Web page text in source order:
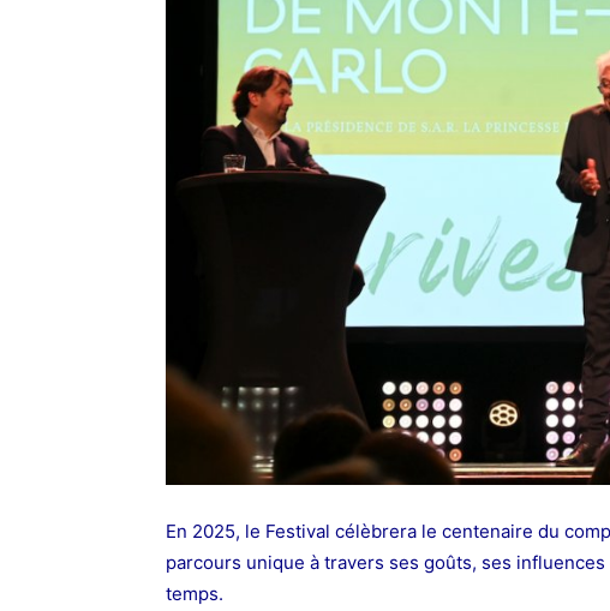
En 2025, le Festival célèbrera le centenaire du
parcours unique à travers ses goûts, ses
temps.